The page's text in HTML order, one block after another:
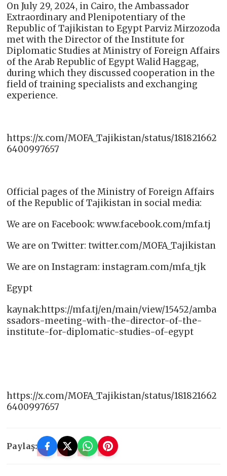
On July 29, 2024, in Cairo, the Ambassador
Extraordinary and Plenipotentiary of the
Republic of Tajikistan to Egypt Parviz Mirzozoda
met with the Director of the Institute for
Diplomatic Studies at Ministry of Foreign Affairs
of the Arab Republic of Egypt Walid Haggag,
during which they discussed cooperation in the
field of training specialists and exchanging
experience.
https://x.com/MOFA_Tajikistan/status/181821662
6400997657
Official pages of the Ministry of Foreign Affairs
of the Republic of Tajikistan in social media:
We are on Facebook: www.facebook.com/mfa.tj
We are on Twitter: twitter.com/MOFA_Tajikistan
We are on Instagram: instagram.com/mfa_tjk
Egypt
kaynak:https://mfa.tj/en/main/view/15452/amba
ssadors-meeting-with-the-director-of-the-
institute-for-diplomatic-studies-of-egypt
https://x.com/MOFA_Tajikistan/status/181821662
6400997657
Paylaş: